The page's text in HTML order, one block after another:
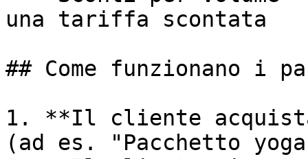
una tariffa scontata
## Come funzionano i
1. **Il cliente
(ad es. "Pacchetto